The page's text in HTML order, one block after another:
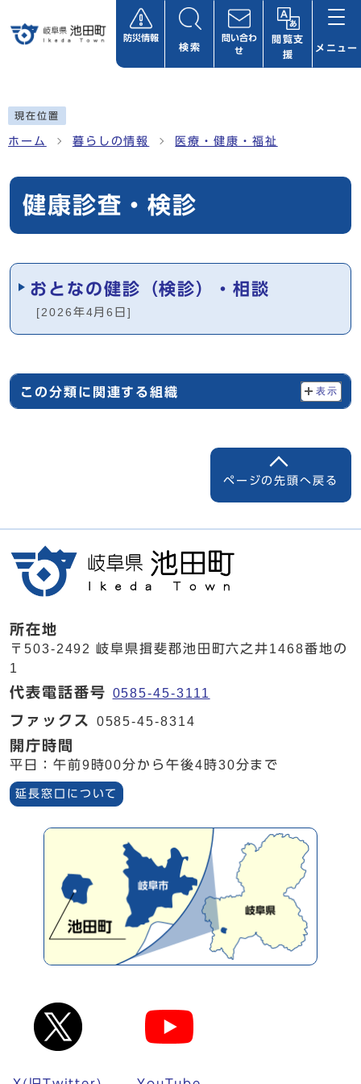
防災情報
検索
問い合わ
せ
閲覧支
援
メニュー
現在位置
ホーム 暮らしの情報 医療・健康・福祉
健康診査・検診
メインメニュー
おとなの健診（検診）・相談
[2026年4月6日]
この分類に関連する組織 表示
ページの先頭へ戻る
所在地
〒503-2492 岐阜県揖斐郡池田町六之井1468番地の
1
代表電話番号 0585-45-3111
ファックス 0585-45-8314
開庁時間
平日：午前9時00分から午後4時30分まで
延長窓口について